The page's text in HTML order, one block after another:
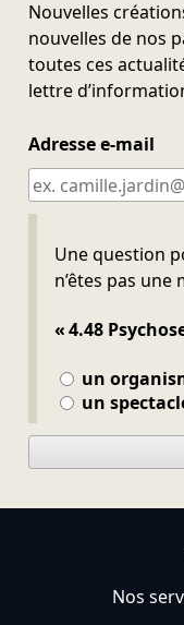
Nouvelles
nouvelles de nos
toutes ces
lettre
Adresse e-mail
Une question
n’êtes pas une
« 4.48
un
un
Ne pas remplir
Nos